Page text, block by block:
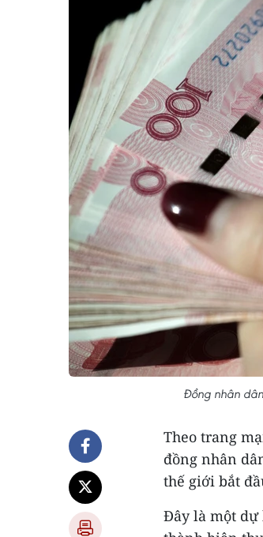
Đồng nhân
Theo trang
đồng nhân
thế giới bắt
Đây là một dự